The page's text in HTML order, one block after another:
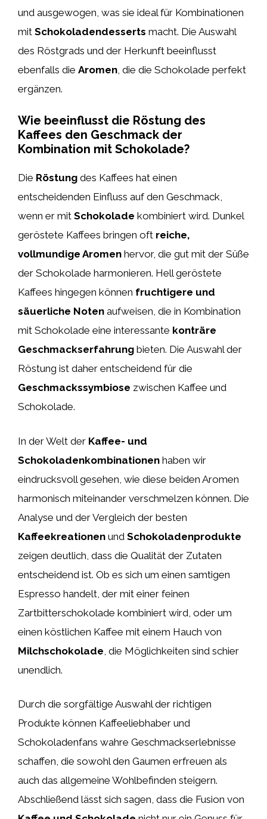
und ausgewogen, was sie ideal für Kombinationen
mit Schokoladendesserts macht. Die Auswahl
des Röstgrads und der Herkunft beeinflusst
ebenfalls die Aromen , die die Schokolade perfekt
ergänzen.
Wie beeinflusst die Röstung des
Kaffees den Geschmack der
Kombination mit Schokolade?
Die Röstung des Kaffees hat einen
entscheidenden Einfluss auf den Geschmack,
wenn er mit Schokolade kombiniert wird. Dunkel
geröstete Kaffees bringen oft reiche,
vollmundige Aromen hervor, die gut mit der Süße
der Schokolade harmonieren. Hell geröstete
Kaffees hingegen können fruchtigere und
säuerliche Noten aufweisen, die in Kombination
mit Schokolade eine interessante konträre
Geschmackserfahrung bieten. Die Auswahl der
Röstung ist daher entscheidend für die
Geschmackssymbiose zwischen Kaffee und
Schokolade.
In der Welt der Kaffee- und
Schokoladenkombinationen haben wir
eindrucksvoll gesehen, wie diese beiden Aromen
harmonisch miteinander verschmelzen können. Die
Analyse und der Vergleich der besten
Kaffeekreationen und Schokoladenprodukte
zeigen deutlich, dass die Qualität der Zutaten
entscheidend ist. Ob es sich um einen samtigen
Espresso handelt, der mit einer feinen
Zartbitterschokolade kombiniert wird, oder um
einen köstlichen Kaffee mit einem Hauch von
Milchschokolade , die Möglichkeiten sind schier
unendlich.
Durch die sorgfältige Auswahl der richtigen
Produkte können Kaffeeliebhaber und
Schokoladenfans wahre Geschmackserlebnisse
schaffen, die sowohl den Gaumen erfreuen als
auch das allgemeine Wohlbefinden steigern.
Abschließend lässt sich sagen, dass die Fusion von